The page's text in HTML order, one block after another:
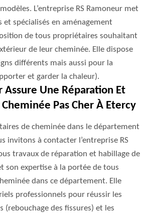
L’entreprise RS Ramoneur met
et spécialisés en aménagement
de tous propriétaires souhaitant
de leur cheminée. Elle dispose
différents mais aussi pour la
et garder la chaleur).
Assure Une Réparation Et
Pas Cher À Etercy
de cheminée dans le département
invitons à contacter l’entreprise RS
travaux de réparation et habillage de
son expertise à la portée de tous
dans ce département. Elle
professionnels pour réussir les
(rebouchage des fissures) et les